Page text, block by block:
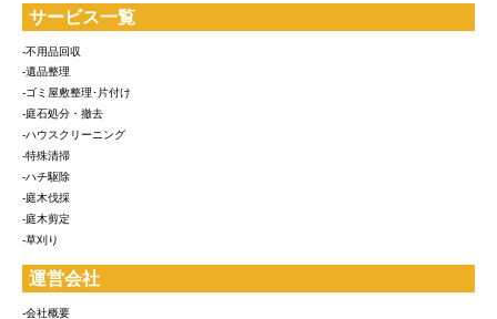
サービス一覧
-不用品回収
-遺品整理
-ゴミ屋敷整理･片付け
-庭石処分・撤去
-ハウスクリーニング
-特殊清掃
-ハチ駆除
-庭木伐採
-庭木剪定
-草刈り
運営会社
-会社概要